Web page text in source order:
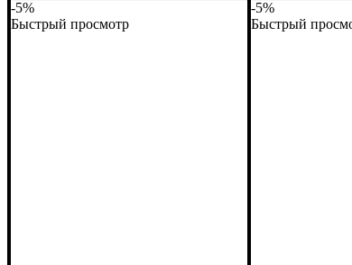
-5%
Быстрый просмотр
-5%
Быстрый